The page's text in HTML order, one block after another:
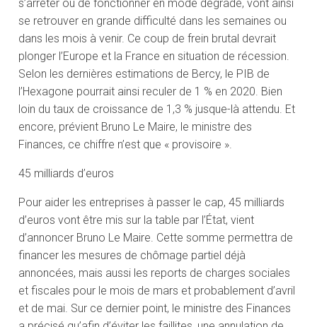
s’arrêter ou de fonctionner en mode dégradé, vont ainsi
se retrouver en grande difficulté dans les semaines ou
dans les mois à venir. Ce coup de frein brutal devrait
plonger l’Europe et la France en situation de récession.
Selon les dernières estimations de Bercy, le PIB de
l’Hexagone pourrait ainsi reculer de 1 % en 2020. Bien
loin du taux de croissance de 1,3 % jusque-là attendu. Et
encore, prévient Bruno Le Maire, le ministre des
Finances, ce chiffre n’est que « provisoire ».
45 milliards d’euros
Pour aider les entreprises à passer le cap, 45 milliards
d’euros vont être mis sur la table par l’État, vient
d’annoncer Bruno Le Maire. Cette somme permettra de
financer les mesures de chômage partiel déjà
annoncées, mais aussi les reports de charges sociales
et fiscales pour le mois de mars et probablement d’avril
et de mai. Sur ce dernier point, le ministre des Finances